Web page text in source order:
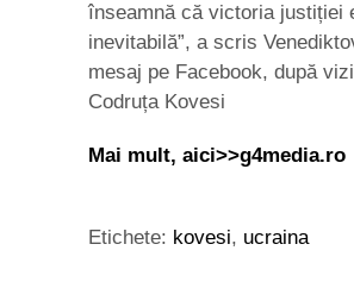
înseamnă că victoria justiției
inevitabilă”, a scris
mesaj pe Facebook, după
Codruța Kovesi
Mai mult, aici>>g4media.ro
Etichete: kovesi, ucraina